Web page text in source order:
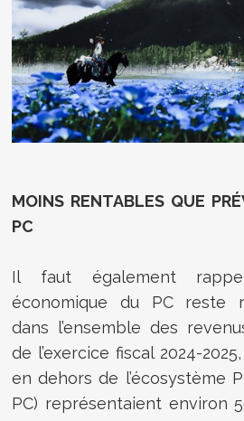
MOINS RENTABLES QUE
PC
Il faut également
économique du PC reste
dans l’ensemble des
de l’exercice fiscal 2024-
en dehors de l’écosystème
PC) représentaient environ